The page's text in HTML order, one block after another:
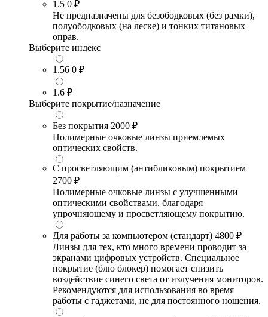
1.5 0 ₽
Не предназначены для безободковых (без рамки),
полуободковых (на леске) и тонких титановых
оправ.
Выберите индекс
1.56 0 ₽
1.6 ₽
Выберите покрытие/назначение
Без покрытия 2000 ₽
Полимерные очковые линзы приемлемых
оптических свойств.
С просветляющим (антибликовым) покрытием
2700 ₽
Полимерные очковые линзы с улучшенными
оптическими свойствами, благодаря
упрочняющему и просветляющему покрытию.
Для работы за компьютером (стандарт) 4800 ₽
Линзы для тех, кто много времени проводит за
экранами цифровых устройств. Специальное
покрытие (блю блокер) помогает снизить
воздействие синего света от излучения мониторов.
Рекомендуются для использования во время
работы с гаджетами, не для постоянного ношения.